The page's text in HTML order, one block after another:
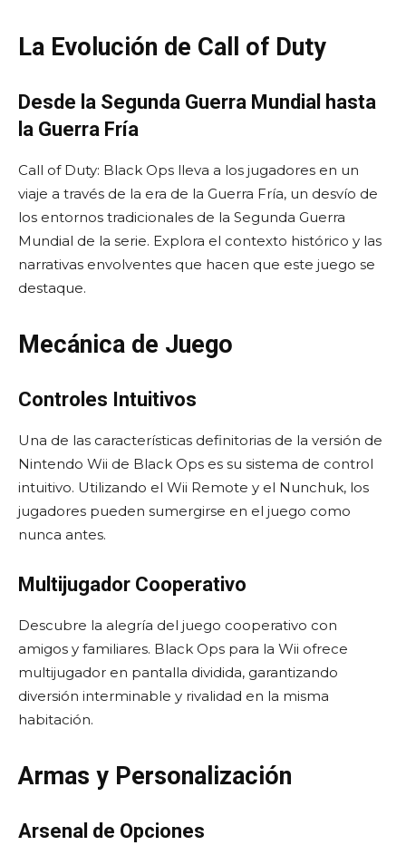
La Evolución de Call of Duty
Desde la Segunda Guerra Mundial hasta
la Guerra Fría
Call of Duty: Black Ops lleva a los jugadores en un
viaje a través de la era de la Guerra Fría, un desvío de
los entornos tradicionales de la Segunda Guerra
Mundial de la serie. Explora el contexto histórico y las
narrativas envolventes que hacen que este juego se
destaque.
Mecánica de Juego
Controles Intuitivos
Una de las características definitorias de la versión de
Nintendo Wii de Black Ops es su sistema de control
intuitivo. Utilizando el Wii Remote y el Nunchuk, los
jugadores pueden sumergirse en el juego como
nunca antes.
Multijugador Cooperativo
Descubre la alegría del juego cooperativo con
amigos y familiares. Black Ops para la Wii ofrece
multijugador en pantalla dividida, garantizando
diversión interminable y rivalidad en la misma
habitación.
Armas y Personalización
Arsenal de Opciones